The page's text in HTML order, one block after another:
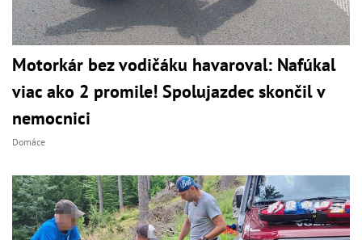
Motorkár bez vodičáku havaroval: Nafúkal
viac ako 2 promile! Spolujazdec skončil v
nemocnici
Domáce